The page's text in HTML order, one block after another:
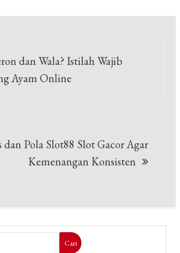
dan Wala? Istilah Wajib
Ayam Online
dan Pola Slot88 Slot Gacor Agar
Kemenangan Konsisten
Cari